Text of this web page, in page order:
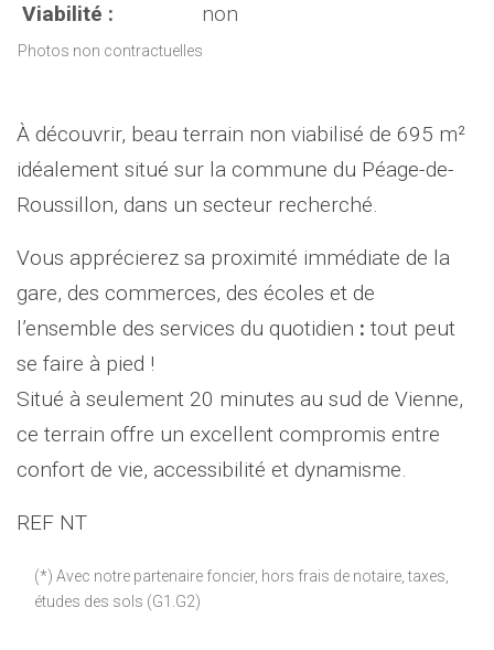
Viabilité :
non
Photos non contractuelles
À découvrir, beau terrain non viabilisé de 695 m²
idéalement situé sur la commune du Péage-de-
Roussillon, dans un secteur recherché.
Vous apprécierez sa proximité immédiate de la
gare, des commerces, des écoles et de
l’ensemble des services du quotidien : tout peut
se faire à pied !
Situé à seulement 20 minutes au sud de Vienne,
ce terrain offre un excellent compromis entre
confort de vie, accessibilité et dynamisme.
REF NT
(*) Avec notre partenaire foncier, hors frais de notaire, taxes,
études des sols (G1.G2)